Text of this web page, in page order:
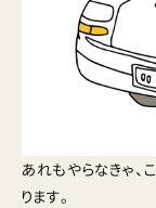
あれもやらなきゃ
ります。